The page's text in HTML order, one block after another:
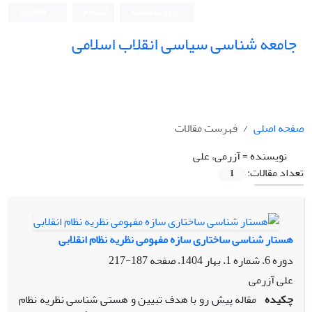
جامعه شناسی سیاسی انقلاب اسلامی
صفحه اصلی
فهرست مقالات
نویسنده =آزرمی، علی
تعداد مقالات:
1
هستار شناسی ساختاری سازه مفهومی نظریه نظام انقلابی
دوره 6، شماره 1، بهار 1404، صفحه
187-217
علی آزرمی
چکیده مقاله پیش رو با هدف تبیین و هستی شناسی نظریه نظام